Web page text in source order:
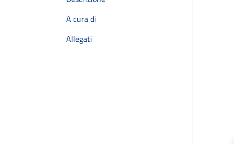
A cura di
Allegati